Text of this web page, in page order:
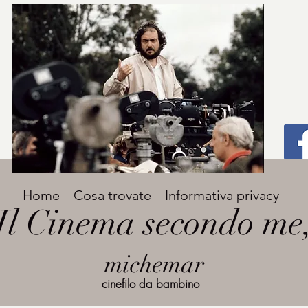
Titolo
grande
Avenir Light una delle font preferite dai
designer. Facile da leggere, viene
utilizzata per titoli e paragrafi.
Cinema secondo
michemar
Home Cosa trovate Informativa privacy
cinefilo da bambino